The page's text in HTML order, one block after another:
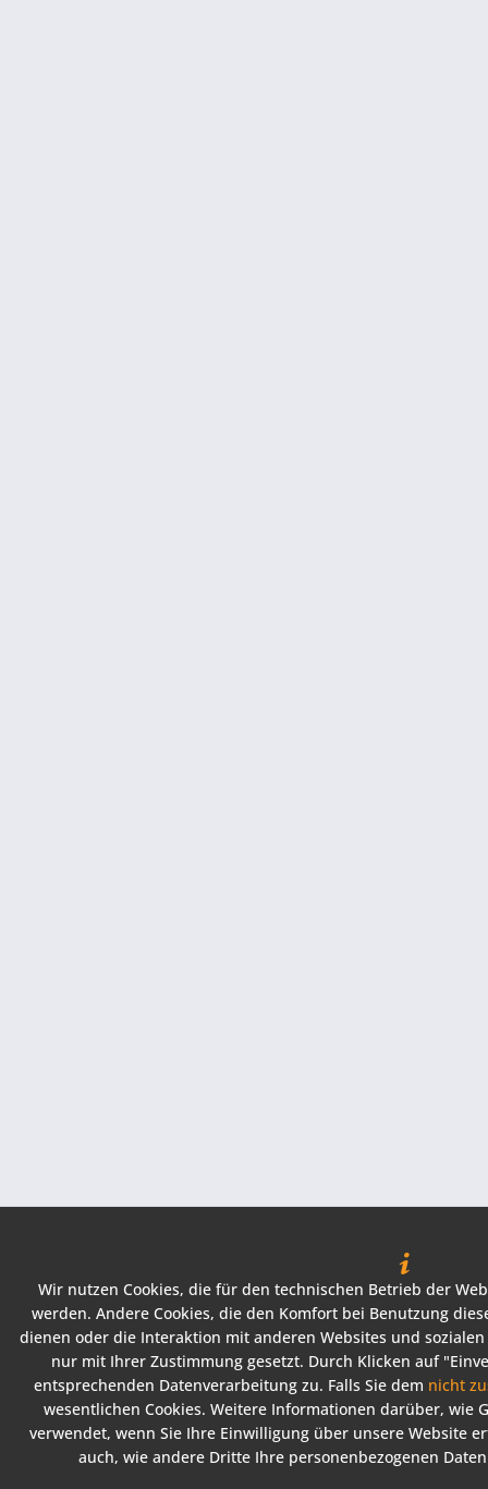
Wir nutzen Cookies, die für den technischen Betrieb der
werden. Andere Cookies, die den Komfort bei Benutzung
dienen oder die Interaktion mit anderen Websites und
nur mit Ihrer Zustimmung gesetzt. Durch Klicken auf
entsprechenden Datenverarbeitung zu. Falls Sie dem nicht
wesentlichen Cookies. Weitere Informationen darüber, wie
verwendet, wenn Sie Ihre Einwilligung über unsere Website
auch, wie andere Dritte Ihre personenbezogenen